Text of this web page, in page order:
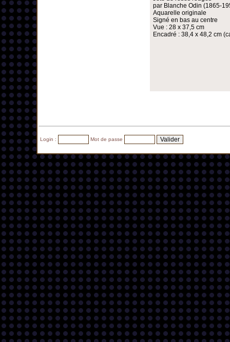
par Blanche Odin (1865-
Aquarelle originale
Signé en bas au centre
Vue : 28 x 37,5 cm
Encadré : 38,4 x 48,2 cm
Login : Mot de passe